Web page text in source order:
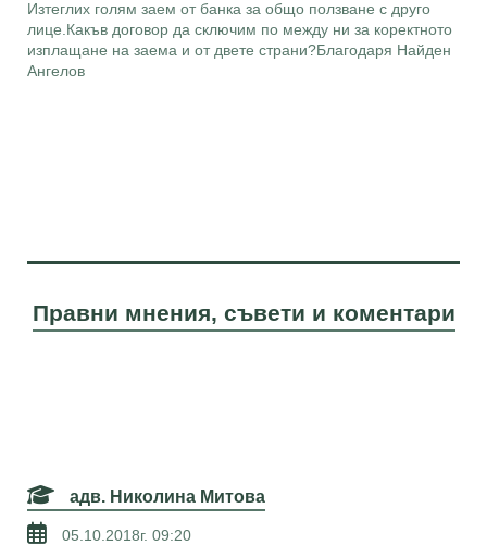
Изтеглих голям заем от банка за общо ползване с друго
лице.Какъв договор да сключим по между ни за коректното
изплащане на заема и от двете страни?Благодаря Найден
Ангелов
Правни мнения, съвети и коментари
адв. Николина Митова
05.10.2018г. 09:20